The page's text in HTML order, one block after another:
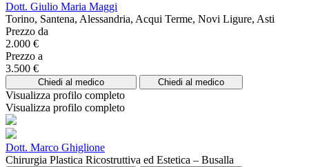
Dott. Giulio Maria Maggi
Torino, Santena, Alessandria, Acqui Terme, Novi Ligure, Asti
Prezzo da
2.000 €
Prezzo a
3.500 €
Chiedi al medico Chiedi al medico
Visualizza profilo completo
Visualizza profilo completo
Dott. Marco Ghiglione
Chirurgia Plastica Ricostruttiva ed Estetica – Busalla